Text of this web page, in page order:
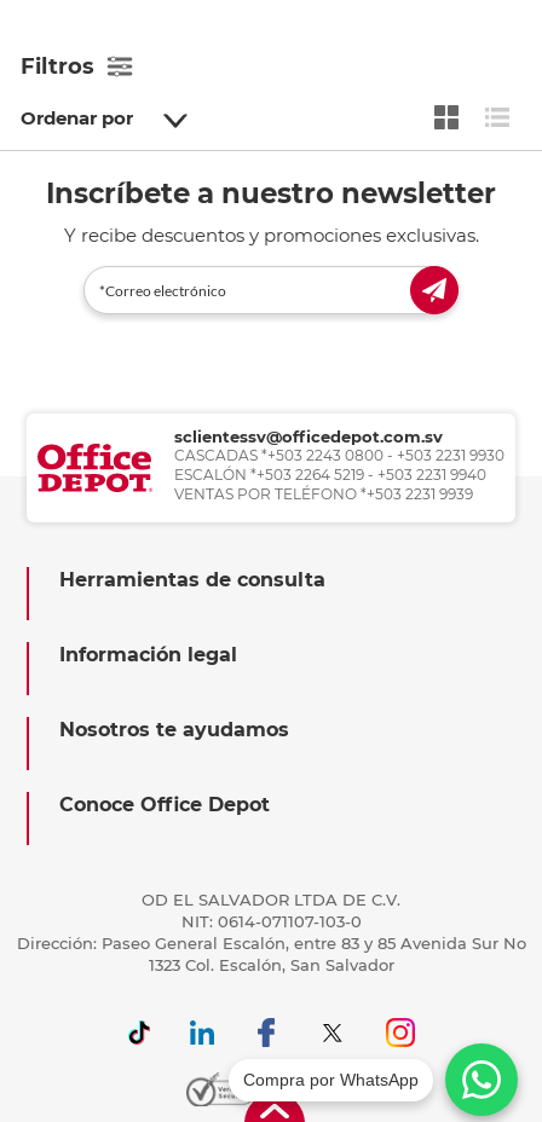
Filtros
Ordenar por
Inscríbete a nuestro newsletter
Y recibe descuentos y promociones exclusivas.
sclientessv@officedepot.com.sv
CASCADAS *+503 2243 0800 - +503 2231 9930
ESCALÓN *+503 2264 5219 - +503 2231 9940
VENTAS POR TELÉFONO *+503 2231 9939
Herramientas de consulta
Información legal
Nosotros te ayudamos
Conoce Office Depot
OD EL SALVADOR LTDA DE C.V.
NIT: 0614-071107-103-0
Dirección: Paseo General Escalón, entre 83 y 85 Avenida Sur No
1323 Col. Escalón, San Salvador
Compra por WhatsApp